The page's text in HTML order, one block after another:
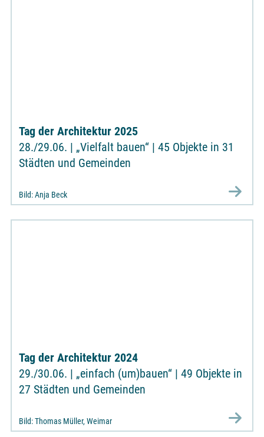
Tag der Architektur 2025
28./29.06. | „Vielfalt bauen“ | 45 Objekte in 31
Städten und Gemeinden
Bild: Anja Beck
Tag der Architektur 2024
29./30.06. | „einfach (um)bauen“ | 49 Objekte in
27 Städten und Gemeinden
Bild: Thomas Müller, Weimar